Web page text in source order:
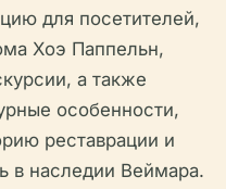
для посетителей,
Хоэ Паппельн,
а также
особенности,
реставрации и
в наследии Веймара.